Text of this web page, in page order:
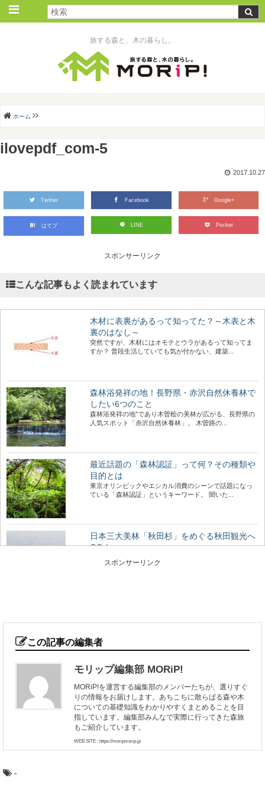
旅する森と、木の暮らし。
ホーム
ilovepdf_com-5
2017.10.27
Twitter Facebook Google+
はてブ LINE Pocket
スポンサーリンク
こんな記事もよく読まれています
木材に表裏があるって知ってた？～木表と木
裏のはなし～
突然ですが、木材にはオモテとウラがあるって知ってま
すか？ 普段生活していても気が付かない、建築...
森林浴発祥の地！長野県・赤沢自然休養林で
したい6つのこと
森林浴発祥の地”であり木曽桧の美林が広がる、長野県の
人気スポット「赤沢自然休養林」。 木曽路の...
最近話題の「森林認証」って何？その種類や
目的とは
東京オリンピックやエシカル消費のシーンで話題になっ
ている「森林認証」というキーワード。 聞いた...
日本三大美林「秋田杉」をめぐる秋田観光へ
GO！
「秋田杉」！ 一度は見てみたい天然の杉ですが、...
ーズ。 今回は、日本の広葉樹の代表格とも言える「...
巡るプレミアム旅
500年の歴史を持ち、戦後の日本林業のモデルともなった
のが、奈良県南部の吉野地方で編み出された「吉野...
スギ（杉）：知っておきたい日本の木材～そ
スポンサーリンク
この記事の編集者
モリップ編集部 MORiP!
MORiP!を運営する編集部のメンバーたちが、選りすぐ
りの情報をお届けします。あちこちに散らばる森や木
についての基礎知識をわかりやすくまとめることを目
指しています。編集部みんなで実際に行ってきた森旅
もご紹介しています。
WEB SITE : https://moripmorip.jp
-